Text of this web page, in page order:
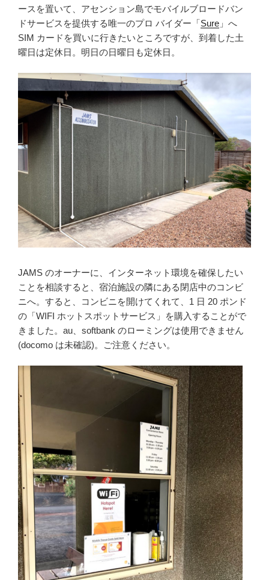
ースを置いて、アセンション島でモバイルブロードバン
ドサービスを提供する唯一のプロ バイダー「Sure 」へ
SIM カードを買いに行きたいところですが、到着した土
曜日は定休日。明日の日曜日も定休日。
JAMS のオーナーに、インターネット環境を確保したい
ことを相談すると、宿泊施設の隣にある閉店中のコンビ
ニへ。すると、コンビニを開けてくれて、1 日 20 ポンド
の「WIFI ホットスポットサービス」を購入することがで
きました。au、softbank のローミングは使用できません
(docomo は未確認)。ご注意ください。